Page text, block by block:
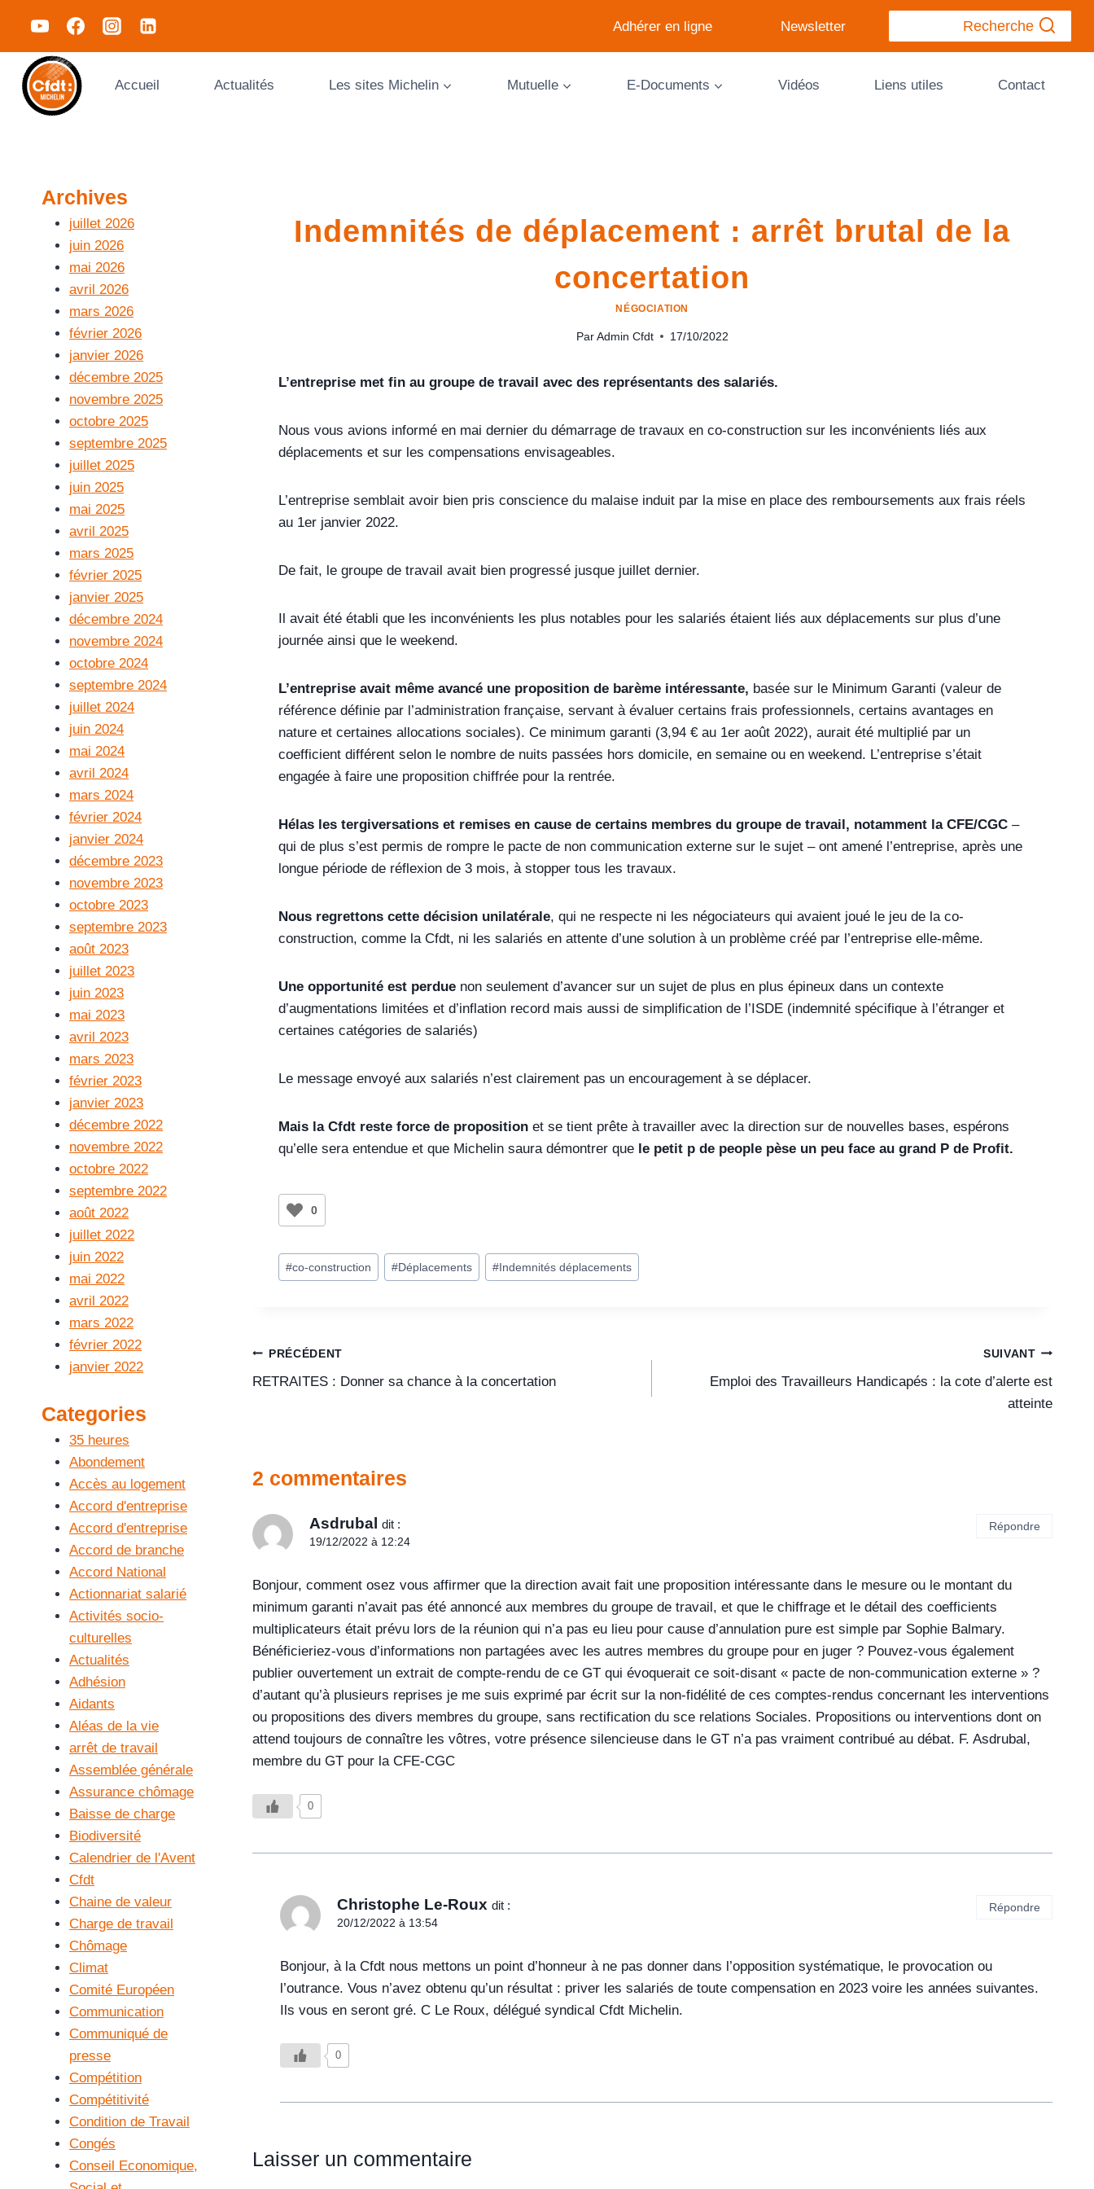
Adhérer en ligne Newsletter Recherche
Accueil Actualités Les sites Michelin Mutuelle E-Documents Vidéos Liens utiles Contact
Indemnités de déplacement : arrêt brutal de la
concertation
NÉGOCIATION
Par Admin Cfdt 17/10/2022
L’entreprise met fin au groupe de travail avec des représentants des salariés.
Nous vous avions informé en mai dernier du démarrage de travaux en co-construction sur les inconvénients liés aux
déplacements et sur les compensations envisageables.
L’entreprise semblait avoir bien pris conscience du malaise induit par la mise en place des remboursements aux frais réels
au 1er janvier 2022.
De fait, le groupe de travail avait bien progressé jusque juillet dernier.
Il avait été établi que les inconvénients les plus notables pour les salariés étaient liés aux déplacements sur plus d’une
journée ainsi que le weekend.
L’entreprise avait même avancé une proposition de barème intéressante, basée sur le Minimum Garanti (valeur de
référence définie par l’administration française, servant à évaluer certains frais professionnels, certains avantages en
nature et certaines allocations sociales). Ce minimum garanti (3,94 € au 1er août 2022), aurait été multiplié par un
coefficient différent selon le nombre de nuits passées hors domicile, en semaine ou en weekend. L’entreprise s’était
engagée à faire une proposition chiffrée pour la rentrée.
Hélas les tergiversations et remises en cause de certains membres du groupe de travail, notamment la CFE/CGC–
qui de plus s’est permis de rompre le pacte de non communication externe sur le sujet – ont amené l’entreprise, après une
longue période de réflexion de 3 mois, à stopper tous les travaux.
Nous regrettons cette décision unilatérale, qui ne respecte ni les négociateurs qui avaient joué le jeu de la co-
construction, comme la Cfdt, ni les salariés en attente d’une solution à un problème créé par l’entreprise elle-même.
Une opportunité est perduenon seulement d’avancer sur un sujet de plus en plus épineux dans un contexte
d’augmentations limitées et d’inflation record mais aussi de simplification de l’ISDE (indemnité spécifique à l’étranger et
certaines catégories de salariés)
Le message envoyé aux salariés n’est clairement pas un encouragement à se déplacer.
Mais la Cfdt reste force de propositionet se tient prête à travailler avec la direction sur de nouvelles bases, espérons
qu’elle sera entendue et que Michelin saura démontrer que le petit p de people pèse un peu face au grand P de Profit.
0
#co-construction #Déplacements #Indemnités déplacements
PRÉCÉDENT
RETRAITES : Donner sa chance à la concertation
SUIVANT
Emploi des Travailleurs Handicapés : la cote d’alerte est
atteinte
2 commentaires
Asdrubal dit :
19/12/2022 à 12:24
Bonjour, comment osez vous affirmer que la direction avait fait une proposition intéressante dans le mesure ou le montant du
minimum garanti n’avait pas été annoncé aux membres du groupe de travail, et que le chiffrage et le détail des coefficients
multiplicateurs était prévu lors de la réunion qui n’a pas eu lieu pour cause d’annulation pure est simple par Sophie Balmary.
Bénéficieriez-vous d’informations non partagées avec les autres membres du groupe pour en juger ? Pouvez-vous également
publier ouvertement un extrait de compte-rendu de ce GT qui évoquerait ce soit-disant « pacte de non-communication externe » ?
d’autant qu’à plusieurs reprises je me suis exprimé par écrit sur la non-fidélité de ces comptes-rendus concernant les interventions
ou propositions des divers membres du groupe, sans rectification du sce relations Sociales. Propositions ou interventions dont on
attend toujours de connaître les vôtres, votre présence silencieuse dans le GT n’a pas vraiment contribué au débat. F. Asdrubal,
membre du GT pour la CFE-CGC
0
Répondre
Christophe Le-Roux dit :
20/12/2022 à 13:54
Bonjour, à la Cfdt nous mettons un point d’honneur à ne pas donner dans l’opposition systématique, le provocation ou
l’outrance. Vous n’avez obtenu qu’un résultat : priver les salariés de toute compensation en 2023 voire les années suivantes.
Ils vous en seront gré. C Le Roux, délégué syndical Cfdt Michelin.
0
Répondre
Laisser un commentaire
Archives
juillet 2026
juin 2026
mai 2026
avril 2026
mars 2026
février 2026
janvier 2026
décembre 2025
novembre 2025
octobre 2025
septembre 2025
juillet 2025
juin 2025
mai 2025
avril 2025
mars 2025
février 2025
janvier 2025
décembre 2024
novembre 2024
octobre 2024
septembre 2024
juillet 2024
juin 2024
mai 2024
avril 2024
mars 2024
février 2024
janvier 2024
décembre 2023
novembre 2023
octobre 2023
septembre 2023
août 2023
juillet 2023
juin 2023
mai 2023
avril 2023
mars 2023
février 2023
janvier 2023
décembre 2022
novembre 2022
octobre 2022
septembre 2022
août 2022
juillet 2022
juin 2022
mai 2022
avril 2022
mars 2022
février 2022
janvier 2022
Categories
35 heures
Abondement
Accès au logement
Accord d'entreprise
Accord d'entreprise
Accord de branche
Accord National
Actionnariat salarié
Activités socio-
culturelles
Actualités
Adhésion
Aidants
Aléas de la vie
arrêt de travail
Assemblée générale
Assurance chômage
Baisse de charge
Biodiversité
Calendrier de l'Avent
Cfdt
Chaine de valeur
Charge de travail
Chômage
Climat
Comité Européen
Communication
Communiqué de
presse
Compétition
Compétitivité
Condition de Travail
Congés
Conseil Economique,